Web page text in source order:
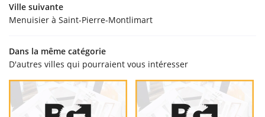
Ville suivante
Menuisier à Saint-Pierre-Montlimart
Dans la même catégorie
D'autres villes qui pourraient vous intéresser